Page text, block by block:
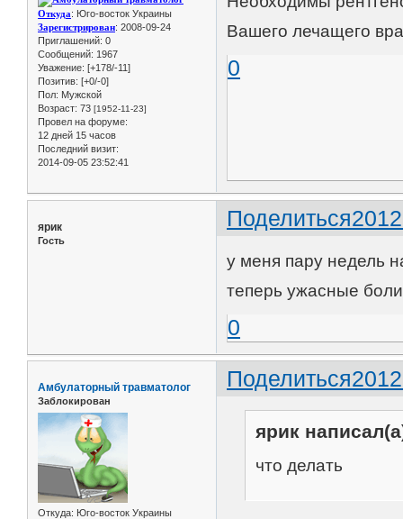
Откуда: Юго-восток Украины
Зарегистрирован: 2008-09-24
Приглашений: 0
Сообщений: 1967
Уважение: [+178/-11]
Позитив: [+0/-0]
Пол: Мужской
Возраст: 73 [1952-11-23]
Провел на форуме:
12 дней 15 часов
Последний визит:
2014-09-05 23:52:41
Вашего лечащего
0
Поделиться
ярик
Гость
у меня пару недель
теперь ужасные
0
Поделиться
Амбулаторный травматолог
Заблокирован
Откуда: Юго-восток Украины
ярик
что делать